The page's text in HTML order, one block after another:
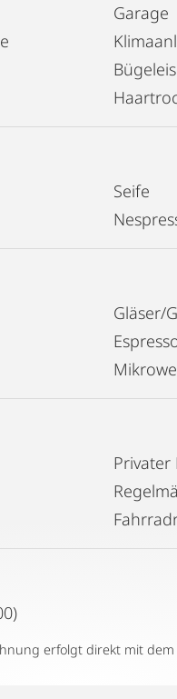
Garage
Seife
Gläser/
Privater
erfolgt direkt mit dem